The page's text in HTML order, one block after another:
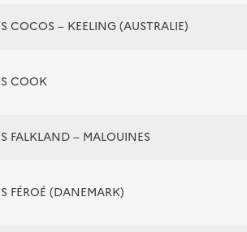
COCOS – KEELING (AUSTRALIE)
COOK
FALKLAND – MALOUINES
FÉROÉ (DANEMARK)